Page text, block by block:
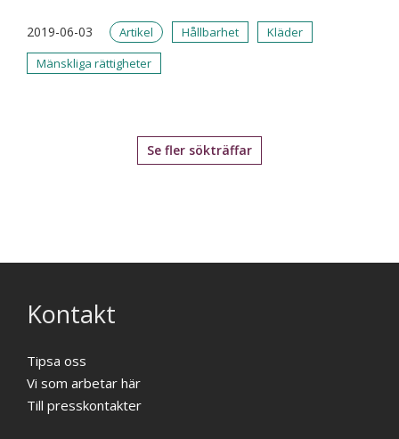
2019-06-03 Artikel Hållbarhet
Kläder
Mänskliga rättigheter
Se fler sökträffar
Kontakt
Tipsa oss
Vi som arbetar här
Till presskontakter